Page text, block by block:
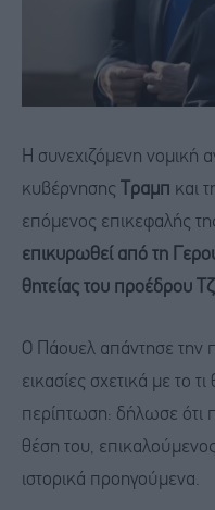
Η συνεχιζόμενη νομική
κυβέρνησης
Τραμπ και
επόμενος επικεφαλής
επικυρωθεί από τη
θητείας του προέδρου
Ο Πάουελ απάντησε την
εικασίες σχετικά με το
περίπτωση: δήλωσε ότι
θέση του,
ιστορικά προηγούμενα.